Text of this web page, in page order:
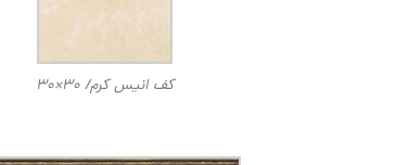
کف انیس کرم/ ۳۰×۳۰